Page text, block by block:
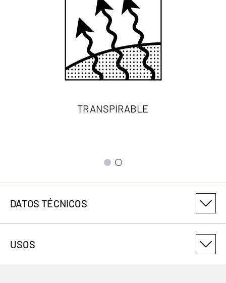
TRANSPIRABLE
DATOS TÉCNICOS
3018514401
USOS